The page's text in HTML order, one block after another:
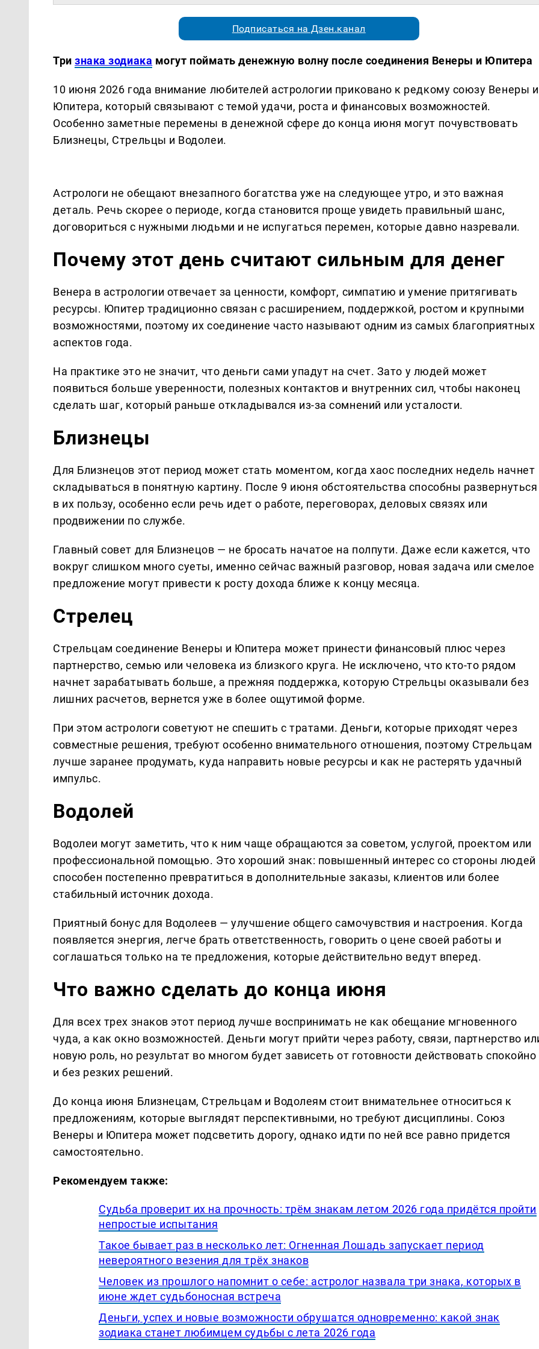
Подписаться на Дзен.канал
Тризнака зодиака могут поймать денежную волну после соединения Венеры и Юпитера
10 июня 2026 года внимание любителей астрологии приковано к редкому союзу Венеры и
Юпитера, который связывают с темой удачи, роста и финансовых возможностей.
Особенно заметные перемены в денежной сфере до конца июня могут почувствовать
Близнецы, Стрельцы и Водолеи.
Астрологи не обещают внезапного богатства уже на следующее утро, и это важная
деталь. Речь скорее о периоде, когда становится проще увидеть правильный шанс,
договориться с нужными людьми и не испугаться перемен, которые давно назревали.
Почему этот день считают сильным для денег
Венера в астрологии отвечает за ценности, комфорт, симпатию и умение притягивать
ресурсы. Юпитер традиционно связан с расширением, поддержкой, ростом и крупными
возможностями, поэтому их соединение часто называют одним из самых благоприятных
аспектов года.
На практике это не значит, что деньги сами упадут на счет. Зато у людей может
появиться больше уверенности, полезных контактов и внутренних сил, чтобы наконец
сделать шаг, который раньше откладывался из-за сомнений или усталости.
Близнецы
Для Близнецов этот период может стать моментом, когда хаос последних недель начнет
складываться в понятную картину. После 9 июня обстоятельства способны развернуться
в их пользу, особенно если речь идет о работе, переговорах, деловых связях или
продвижении по службе.
Главный совет для Близнецов — не бросать начатое на полпути. Даже если кажется, что
вокруг слишком много суеты, именно сейчас важный разговор, новая задача или смелое
предложение могут привести к росту дохода ближе к концу месяца.
Стрелец
Стрельцам соединение Венеры и Юпитера может принести финансовый плюс через
партнерство, семью или человека из близкого круга. Не исключено, что кто-то рядом
начнет зарабатывать больше, а прежняя поддержка, которую Стрельцы оказывали без
лишних расчетов, вернется уже в более ощутимой форме.
При этом астрологи советуют не спешить с тратами. Деньги, которые приходят через
совместные решения, требуют особенно внимательного отношения, поэтому Стрельцам
лучше заранее продумать, куда направить новые ресурсы и как не растерять удачный
импульс.
Водолей
Водолеи могут заметить, что к ним чаще обращаются за советом, услугой, проектом или
профессиональной помощью. Это хороший знак: повышенный интерес со стороны людей
способен постепенно превратиться в дополнительные заказы, клиентов или более
стабильный источник дохода.
Приятный бонус для Водолеев — улучшение общего самочувствия и настроения. Когда
появляется энергия, легче брать ответственность, говорить о цене своей работы и
соглашаться только на те предложения, которые действительно ведут вперед.
Что важно сделать до конца июня
Для всех трех знаков этот период лучше воспринимать не как обещание мгновенного
чуда, а как окно возможностей. Деньги могут прийти через работу, связи, партнерство
новую роль, но результат во многом будет зависеть от готовности действовать спокойно
и без резких решений.
До конца июня Близнецам, Стрельцам и Водолеям стоит внимательнее относиться к
предложениям, которые выглядят перспективными, но требуют дисциплины. Союз
Венеры и Юпитера может подсветить дорогу, однако идти по ней все равно придется
самостоятельно.
Рекомендуем также:
Судьба проверит их на прочность: трём знакам летом 2026 года придётся пройти
непростые испытания
Такое бывает раз в несколько лет: Огненная Лошадь запускает период
невероятного везения для трёх знаков
Человек из прошлого напомнит о себе: астролог назвала три знака, которых в
июне ждет судьбоносная встреча
Деньги, успех и новые возможности обрушатся одновременно: какой знак
зодиака станет любимцем судьбы с лета 2026 года